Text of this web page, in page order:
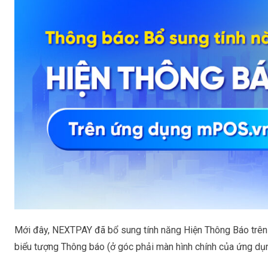
Mới đây, NEXTPAY đã bổ sung tính năng Hiện Thông Báo
biểu tượng Thông báo (ở góc phải màn hình chính của ứng